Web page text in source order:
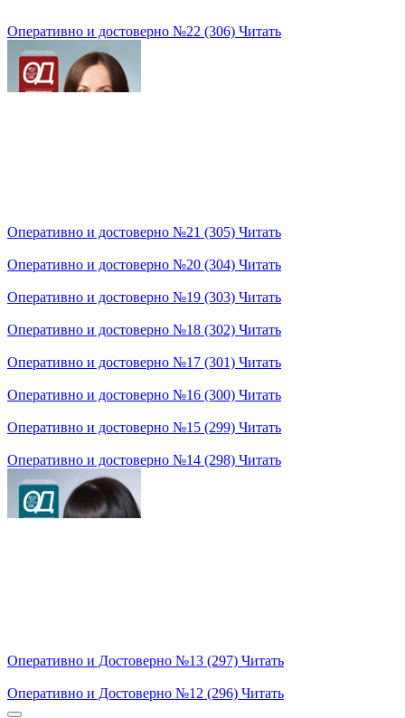
Оперативно и достоверно №22 (306) Читать
Оперативно и достоверно №21 (305) Читать
Оперативно и достоверно №20 (304) Читать
Оперативно и достоверно №19 (303) Читать
Оперативно и достоверно №18 (302) Читать
Оперативно и достоверно №17 (301) Читать
Оперативно и достоверно №16 (300) Читать
Оперативно и достоверно №15 (299) Читать
Оперативно и достоверно №14 (298) Читать
Оперативно и Достоверно №13 (297) Читать
Оперативно и Достоверно №12 (296) Читать